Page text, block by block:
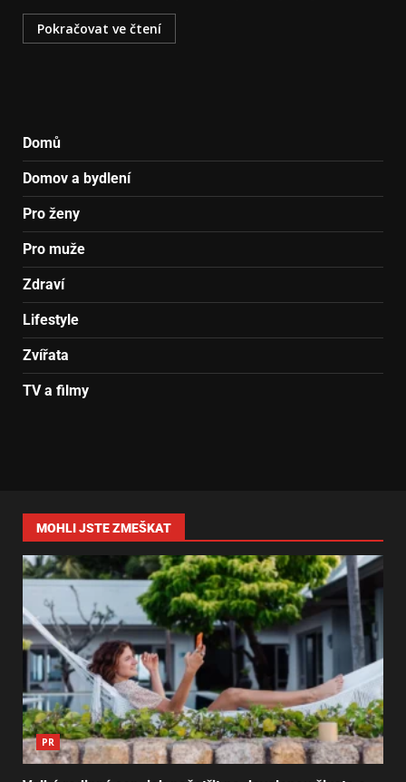
Pokračovat ve čtení
Domů
Domov a bydlení
Pro ženy
Pro muže
Zdraví
Lifestyle
Zvířata
TV a filmy
MOHLI JSTE ZMEŠKAT
PR